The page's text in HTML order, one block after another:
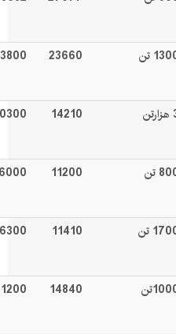
تن 23660
14210
تن 11200
تن 11410
14840